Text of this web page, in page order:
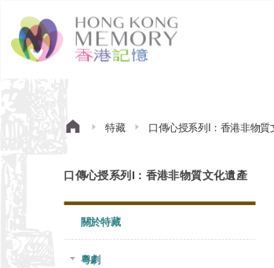
特藏 口傳心授系列I：香港非物質
口傳心授系列I：香港非物質文化遺產
關於特藏
粵劇